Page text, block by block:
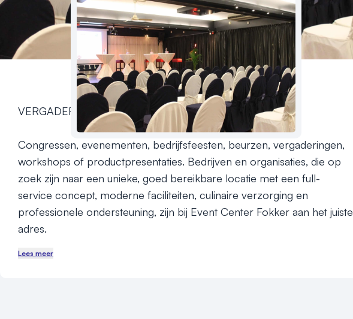
VERGADERINGEN | PRESENTATIES | BEDRIJFSFEESTEN
Congressen, evenementen, bedrijfsfeesten, beurzen, vergaderingen,
workshops of productpresentaties. Bedrijven en organisaties, die op
zoek zijn naar een unieke, goed bereikbare locatie met een full-
service concept, moderne faciliteiten, culinaire verzorging en
professionele ondersteuning, zijn bij Event Center Fokker aan het juiste
adres.
Lees meer